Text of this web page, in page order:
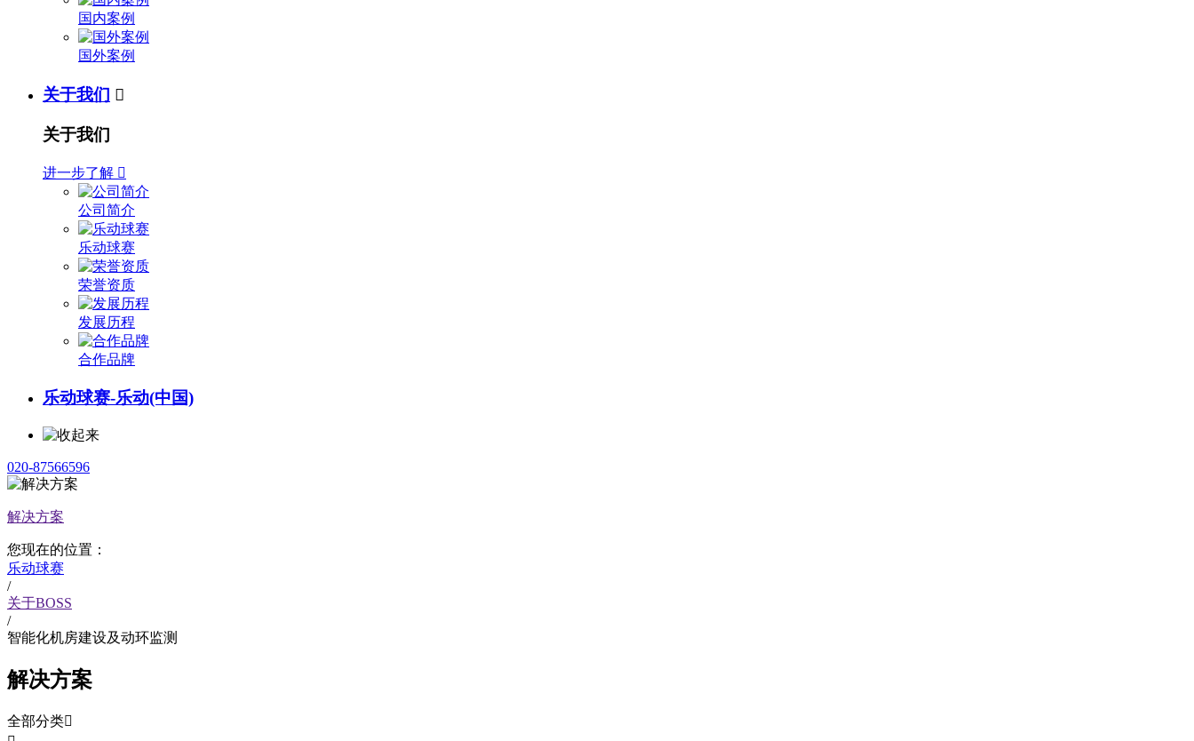
国内案例
国外案例
关于我们 
关于我们
进一步了解 
公司简介
乐动球赛
荣誉资质
发展历程
合作品牌
乐动球赛-乐动(中国)
020-87566596
解决方案
您现在的位置：
乐动球赛
/
关于BOSS
/
智能化机房建设及动环监测
解决方案
全部分类